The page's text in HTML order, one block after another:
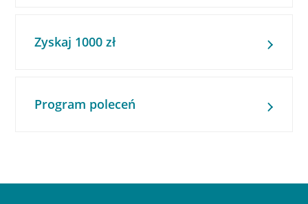
Zyskaj 1000 zł
Program poleceń